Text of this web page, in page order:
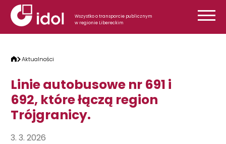
Przejdź do treści
Wszystko o transporcie publicznym
w regionie Libereckim
Aktualności
Linie autobusowe nr 691 i
692, które łączą region
Trójgranicy.
3. 3. 2026